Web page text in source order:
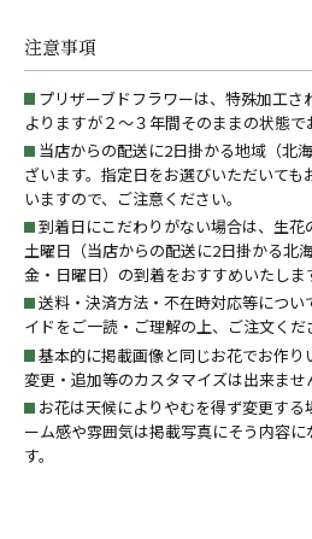
注意事項
プリザーブドフラワーは、特殊加工さ
よりますが２～３年間そのままの状態で
当店からの配送に2日掛かる地域（北
ざいます。指定日をお選びいただいて
いますので、ご注意ください。
到着日にこだわりがない場合は、生花
土曜日（当店からの配送に2日掛かる北
金・日曜日）の到着をおすすめいたしま
送料・決済方法・不在時対応等につ
イドをご一読・ご理解の上、ご注文くだ
基本的に掲載画像と同じお花でお作
変更・追加等のカスタマイズは出来ませ
お花は天候によりやむを得ず変更する
ーム感や雰囲気は掲載写真にそう内容
す。